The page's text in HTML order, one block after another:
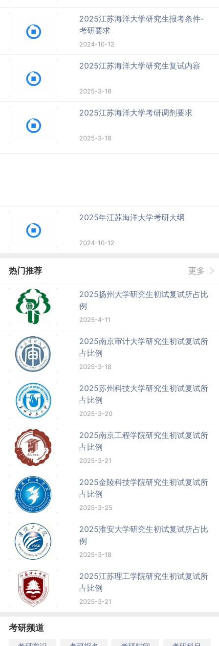
2025江苏海洋大学研究生报考条件-
考研要求
2024-10-12
2025江苏海洋大学研究生复试内容
2025-3-18
2025江苏海洋大学考研调剂要求
2025-3-18
2025年江苏海洋大学考研大纲
2024-10-12
热门推荐 更多
2025扬州大学研究生初试复试所占比
例
2025-4-11
2025南京审计大学研究生初试复试所
占比例
2025-3-18
2025苏州科技大学研究生初试复试所
占比例
2025-3-20
2025南京工程学院研究生初试复试所
占比例
2025-3-21
2025金陵科技学院研究生初试复试所
占比例
2025-3-25
2025淮安大学研究生初试复试所占比
例
2025-3-18
2025江苏理工学院研究生初试复试所
占比例
2025-3-21
考研频道